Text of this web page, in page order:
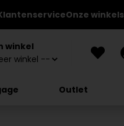
Onze winkels
winkel
Outlet